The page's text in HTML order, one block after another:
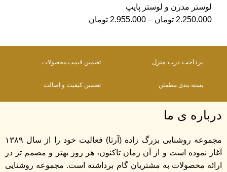
لوستر مدرن و لوستر پایپ
2.250.000 تومان –
2.955.000 تومان
پرداخت درب منزل تضمین قیمت محصولات
بسته بندی مطمئن تضمین کیفیت و اصالت
درباره ی ما
مجموعه روشنایی بزرگ زاده (آرتا) فعالیت خود را از سال ۱۳۸۹
آغاز نموده است و از آن زمان تاکنون، هر روز بهتر و مصمم تر در
ارائه محصولات به مشتریان گام برداشته است. مجموعه روشنایی